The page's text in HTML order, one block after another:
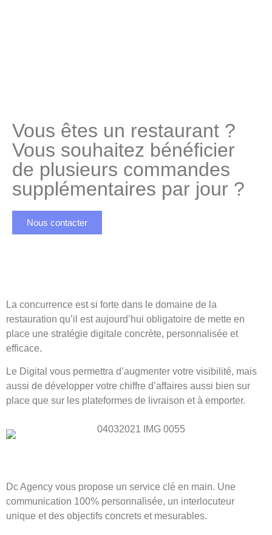
Vous êtes un restaurant ?
Vous souhaitez bénéficier
de plusieurs commandes
supplémentaires par jour ?
Nous contacter
La concurrence est si forte dans le domaine de la
restauration qu’il est aujourd’hui obligatoire de mette en
place une stratégie digitale concrète, personnalisée et
efficace.
Le Digital vous permettra d’augmenter votre visibilité, mais
aussi de développer votre chiffre d’affaires aussi bien sur
place que sur les plateformes de livraison et à emporter.
Dc Agency vous propose un service clé en main. Une
communication 100% personnalisée, un interlocuteur
unique et des objectifs concrets et mesurables.